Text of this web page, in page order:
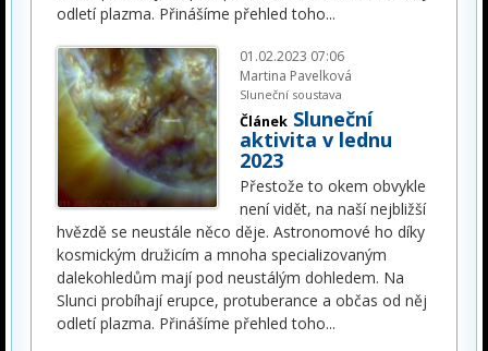
odletí plazma. Přinášíme přehled toho...
01.02.2023 07:06
Martina Pavelková
Sluneční soustava
Článek Sluneční
aktivita v lednu
2023
Přestože to okem obvykle
není vidět, na naší nejbližší
hvězdě se neustále něco děje. Astronomové ho díky
kosmickým družicím a mnoha specializovaným
dalekohledům mají pod neustálým dohledem. Na
Slunci probíhají erupce, protuberance a občas od něj
odletí plazma. Přinášíme přehled toho...